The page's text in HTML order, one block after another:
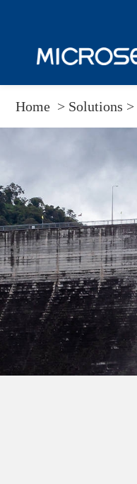
Home > Solutions >